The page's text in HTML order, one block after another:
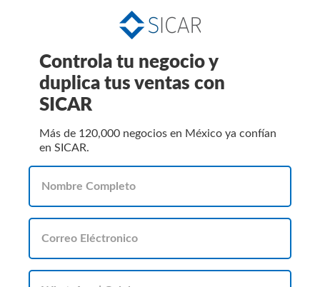
Controla tu negocio y
duplica tus ventas con
SICAR
Más de 120,000 negocios en México ya confían
en SICAR.